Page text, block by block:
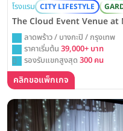
โรงแรม CITY LIFESTYLE
The Cloud Event Venue
ลาดพร้าว / บางกะปิ / กรุงเทพ
ราคาเริ่มต้น 39,000+ บาท
รองรับแขกสูงสุด 300 คน
คลิกขอแพ็กเกจ